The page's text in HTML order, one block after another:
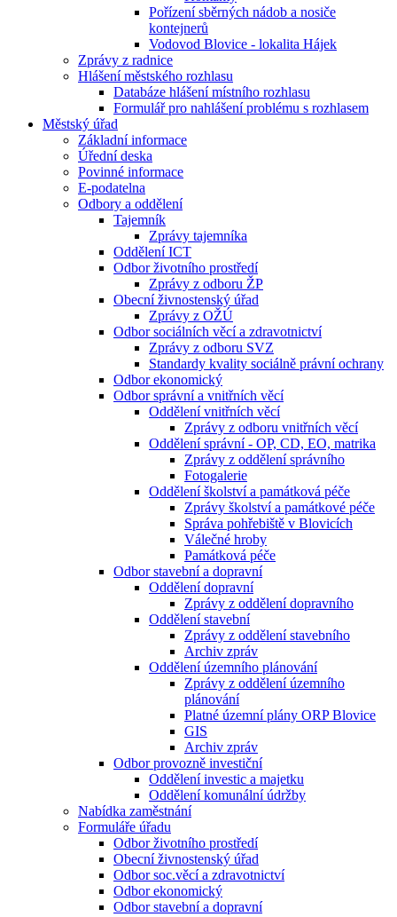
Pořízení sběrných nádob a nosiče
kontejnerů
Vodovod Blovice - lokalita Hájek
Zprávy z radnice
Hlášení městského rozhlasu
Databáze hlášení místního rozhlasu
Formulář pro nahlášení problému s rozhlasem
Městský úřad
Základní informace
Úřední deska
Povinné informace
E-podatelna
Odbory a oddělení
Tajemník
Zprávy tajemníka
Oddělení ICT
Odbor životního prostředí
Zprávy z odboru ŽP
Obecní živnostenský úřad
Zprávy z OŽÚ
Odbor sociálních věcí a zdravotnictví
Zprávy z odboru SVZ
Standardy kvality sociálně právní ochrany
Odbor ekonomický
Odbor správní a vnitřních věcí
Oddělení vnitřních věcí
Zprávy z odboru vnitřních věcí
Oddělení správní - OP, CD, EO, matrika
Zprávy z oddělení správního
Fotogalerie
Oddělení školství a památková péče
Zprávy školství a památkové péče
Správa pohřebiště v Blovicích
Válečné hroby
Památková péče
Odbor stavební a dopravní
Oddělení dopravní
Zprávy z oddělení dopravního
Oddělení stavební
Zprávy z oddělení stavebního
Archiv zpráv
Oddělení územního plánování
Zprávy z oddělení územního
plánování
Platné územní plány ORP Blovice
GIS
Archiv zpráv
Odbor provozně investiční
Oddělení investic a majetku
Oddělení komunální údržby
Nabídka zaměstnání
Formuláře úřadu
Odbor životního prostředí
Obecní živnostenský úřad
Odbor soc.věcí a zdravotnictví
Odbor ekonomický
Odbor stavební a dopravní